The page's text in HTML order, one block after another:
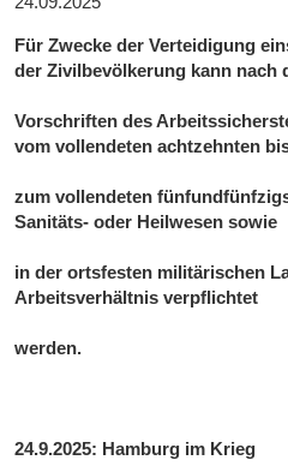
Für Zwecke der Verteidigung
der Zivilbevölkerung kann nach
Vorschriften des
vom vollendeten achtzehnten
zum vollendeten
Sanitäts- oder Heilwesen sowie
in der ortsfesten militärischen
Arbeitsverhältnis verpflichtet
werden.
24.9.2025: Hamburg im Krieg